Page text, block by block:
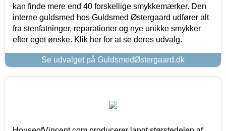
kan finde mere end 40 forskellige smykkemærker. Den
interne guldsmed hos Guldsmed Østergaard udfører alt
fra stenfatninger, reparationer og nye unikke smykker
efter eget ønske. Klik her for at se deres udvalg.
Se udvalget på GuldsmedØstergaard.dk